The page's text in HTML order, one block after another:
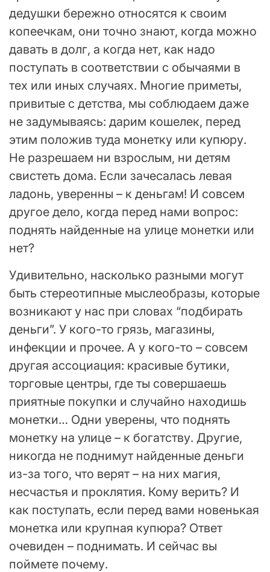
дедушки бережно относятся к своим
копеечкам, они точно знают, когда можно
давать в долг, а когда нет, как надо
поступать в соответствии с обычаями в
тех или иных случаях. Многие приметы,
привитые с детства, мы соблюдаем даже
не задумываясь: дарим кошелек, перед
этим положив туда монетку или купюру.
Не разрешаем ни взрослым, ни детям
свистеть дома. Если зачесалась левая
ладонь, уверенны – к деньгам! И совсем
другое дело, когда перед нами вопрос:
поднять найденные на улице монетки или
нет?
Удивительно, насколько разными могут
быть стереотипные мыслеобразы, которые
возникают у нас при словах “подбирать
деньги”. У кого-то грязь, магазины,
инфекции и прочее. А у кого-то – совсем
другая ассоциация: красивые бутики,
торговые центры, где ты совершаешь
приятные покупки и случайно находишь
монетки… Одни уверены, что поднять
монетку на улице – к богатству. Другие,
никогда не поднимут найденные деньги
из-за того, что верят – на них магия,
несчастья и проклятия. Кому верить? И
как поступать, если перед вами новенькая
монетка или крупная купюра? Ответ
очевиден – поднимать. И сейчас вы
поймете почему.